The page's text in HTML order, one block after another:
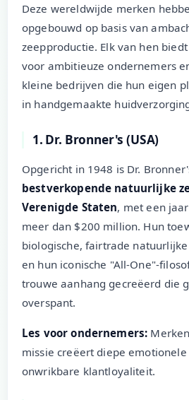
Deze wereldwijde merken
opgebouwd op basis van
zeepproductie. Elk van hen
voor ambitieuze ondernemers
kleine bedrijven die hun eigen
in handgemaakte
1. Dr. Bronner's (USA)
Opgericht in 1948 is Dr.
bestverkopende natuurlijke
Verenigde Staten, met een
meer dan $200 million. Hun
biologische, fairtrade
en hun iconische "All-One"-
trouwe aanhang gecreëerd die
overspant.
Les voor ondernemers:
missie creëert diepe
onwrikbare klantloyaliteit.